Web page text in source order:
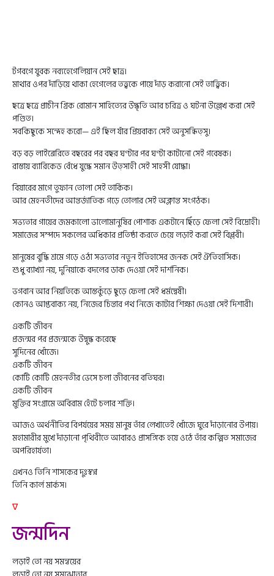
টগবগে যুবক নব্যহেগেলিয়ান সেই ছাত্র।
মাথার ওপর দাঁড়িয়ে থাকা হেগেলের তত্ত্বকে পায়ে দাঁড় করানো সেই তাত্ত্বিক।
ছত্রে ছত্রে প্রাচীন গ্রিক রোমান সাহিত্যের উদ্ধৃতি আর চরিত্র ও ঘটনা উল্লেখ করা সেই
পণ্ডিত।
সবকিছুকে সন্দেহ করো— এই ছিল যাঁর প্রিয়বাক্য সেই অনুসন্ধিত্সু।
বড় বড় লাইব্রেরিতে বছরের পর বছর ঘণ্টার পর ঘণ্টা কাটানো সেই গবেষক।
রাস্তায় ব্যারিকেড বেঁধে যুদ্ধে সমান উত্সাহী সেই সাহসী যোদ্ধা।
বিয়ারের মাগে তুফান তোলা সেই তার্কিক।
আর মেহনতীদের আন্তর্জাতিক গড়ে তোলার সেই অক্লান্ত সংগঠক।
সভ্যতার গায়ের জমকালো ভালোমানুষির পোশাক একটানে ছিঁড়ে ফেলা সেই বিদ্রোহী।
সমাজের সম্পদে সকলের অধিকার প্রতিষ্ঠা করতে চেয়ে লড়াই করা সেই বিপ্লবী।
মানুষের বুদ্ধি শ্রমে গড়ে ওঠা সভ্যতার নতুন ইতিহাসের জনক সেই ঐতিহাসিক।
শুধু ব্যাখ্যা নয়, দুনিয়াকে বদলের ডাক দেওয়া সেই দার্শনিক।
ভগবান আর নিয়তিকে আস্তকুঁড়ে ছুড়ে ফেলা সেই ধর্মদ্বেষী।
কোনও আপ্তবাক্য নয়, নিজের চিন্তার পথ নিজে কাটার শিক্ষা দেওয়া সেই দিশারী।
একটি জীবন
প্রজন্মর পর প্রজন্মকে উদ্বুদ্ধ করেছে
সুদিনের খোঁজে।
একটি জীবন
কোটি কোটি মেহনতীর ভেসে চলা জীবনের বতিঘর।
একটি জীবন
মুক্তির সংগ্রামে অবিরাম হেঁটে চলার শক্তি।
আজও অর্থনীতির বিপর্যয়ের সময় মানুষ তাঁর লেখাতেই খোঁজে ঘুরে দাঁড়ানোর উপায়।
মহামারীর মুখে দাঁড়ানো পৃথিবীতে আবারও প্রাসঙ্গিক হয়ে ওঠে তাঁর কল্পিত সমাজের
অপরিহার্যতা।
এখনও তিনি শাসকের দুঃস্বপ্ন
তিনি কার্ল মার্কস।
∇
জন্মদিন
লড়াই তো নয় সমন্বয়ের